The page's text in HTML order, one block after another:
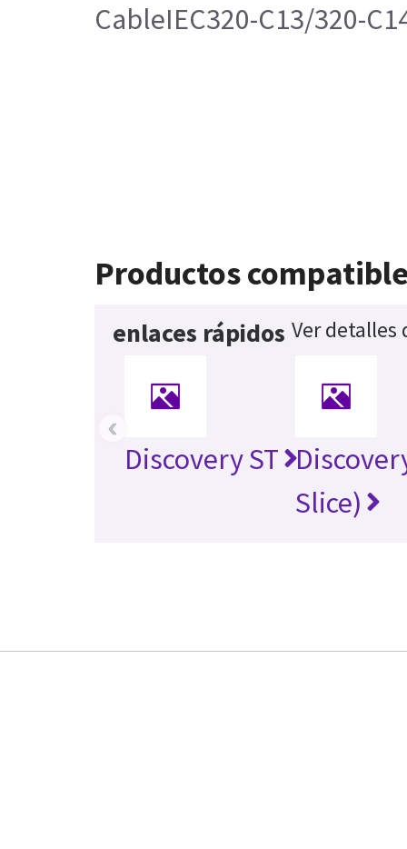
CableIEC320-C13/320-
Productos
enlaces rápidos Ver
Discovery ST
Slice)
‹